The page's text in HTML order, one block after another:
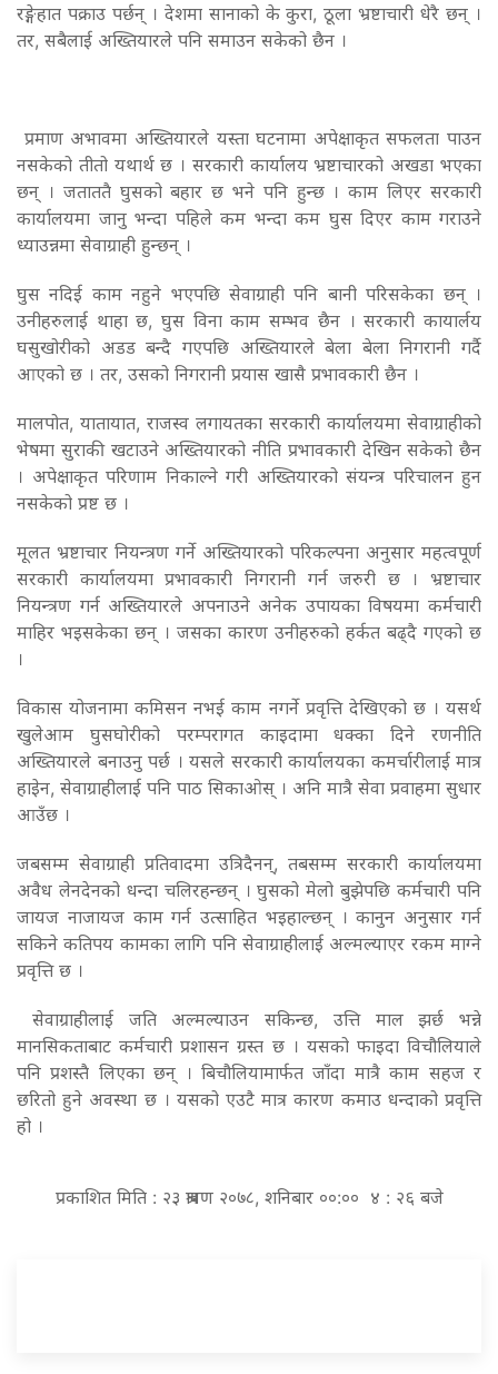
रङ्गेहात पक्राउ पर्छन् । देशमा सानाको के कुरा, ठूला भ्रष्टाचारी धेरै छन् ।
तर, सबैलाई अख्तियारले पनि समाउन सकेको छैन ।
प्रमाण अभावमा अख्तियारले यस्ता घटनामा अपेक्षाकृत सफलता पाउन
नसकेको तीतो यथार्थ छ । सरकारी कार्यालय भ्रष्टाचारको अखडा भएका
छन् । जताततै घुसको बहार छ भने पनि हुन्छ । काम लिएर सरकारी
कार्यालयमा जानु भन्दा पहिले कम भन्दा कम घुस दिएर काम गराउने
ध्याउन्नमा सेवाग्राही हुन्छन् ।
घुस नदिई काम नहुने भएपछि सेवाग्राही पनि बानी परिसकेका छन् ।
उनीहरुलाई थाहा छ, घुस विना काम सम्भव छैन । सरकारी कायार्लय
घसुखोरीको अडड बन्दै गएपछि अख्तियारले बेला बेला निगरानी गर्दै
आएको छ । तर, उसको निगरानी प्रयास खासै प्रभावकारी छैन ।
मालपोत, यातायात, राजस्व लगायतका सरकारी कार्यालयमा सेवाग्राहीको
भेषमा सुराकी खटाउने अख्तियारको नीति प्रभावकारी देखिन सकेको छैन
। अपेक्षाकृत परिणाम निकाल्ने गरी अख्तियारको संयन्त्र परिचालन हुन
नसकेको प्रष्ट छ ।
मूलत भ्रष्टाचार नियन्त्रण गर्ने अख्तियारको परिकल्पना अनुसार महत्वपूर्ण
सरकारी कार्यालयमा प्रभावकारी निगरानी गर्न जरुरी छ । भ्रष्टाचार
नियन्त्रण गर्न अख्तियारले अपनाउने अनेक उपायका विषयमा कर्मचारी
माहिर भइसकेका छन् । जसका कारण उनीहरुको हर्कत बढ्दै गएको छ
।
विकास योजनामा कमिसन नभई काम नगर्ने प्रवृत्ति देखिएको छ । यसर्थ
खुलेआम घुसघोरीको परम्परागत काइदामा धक्का दिने रणनीति
अख्तियारले बनाउनु पर्छ । यसले सरकारी कार्यालयका कमर्चारीलाई मात्र
हाइेन, सेवाग्राहीलाई पनि पाठ सिकाओस् । अनि मात्रै सेवा प्रवाहमा सुधार
आउँछ ।
जबसम्म सेवाग्राही प्रतिवादमा उत्रिदैनन्, तबसम्म सरकारी कार्यालयमा
अवैध लेनदेनको धन्दा चलिरहन्छन् । घुसको मेलो बुझेपछि कर्मचारी पनि
जायज नाजायज काम गर्न उत्साहित भइहाल्छन् । कानुन अनुसार गर्न
सकिने कतिपय कामका लागि पनि सेवाग्राहीलाई अल्मल्याएर रकम माग्ने
प्रवृत्ति छ ।
सेवाग्राहीलाई जति अल्मल्याउन सकिन्छ, उत्ति माल झर्छ भन्ने
मानसिकताबाट कर्मचारी प्रशासन ग्रस्त छ । यसको फाइदा विचौलियाले
पनि प्रशस्तै लिएका छन् । बिचौलियामार्फत जाँदा मात्रै काम सहज र
छरितो हुने अवस्था छ । यसको एउटै मात्र कारण कमाउ धन्दाको प्रवृत्ति
हो ।
प्रकाशित मिति : २३ श्रावण २०७८, शनिबार ००:०० ४ : २६ बजे